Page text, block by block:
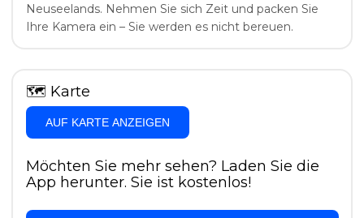
Neuseelands. Nehmen Sie sich Zeit und packen Sie
Ihre Kamera ein – Sie werden es nicht bereuen.
🗺 Karte
AUF KARTE ANZEIGEN
Möchten Sie mehr sehen? Laden Sie die
App herunter. Sie ist kostenlos!